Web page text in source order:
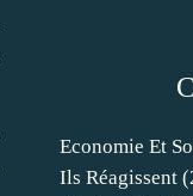
Economie Et
Ils Réagissent